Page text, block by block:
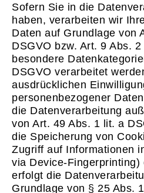
Sofern Sie in die
haben, verarbeiten wir
Daten auf Grundlage von
DSGVO bzw. Art. 9 Abs.
besondere
DSGVO verarbeitet
ausdrücklichen
personenbezogener
die Datenverarbeitung
von Art. 49 Abs. 1 lit. a
die Speicherung von
Zugriff auf Informationen
via Device-Fingerprinting)
erfolgt die
Grundlage von § 25 Abs.